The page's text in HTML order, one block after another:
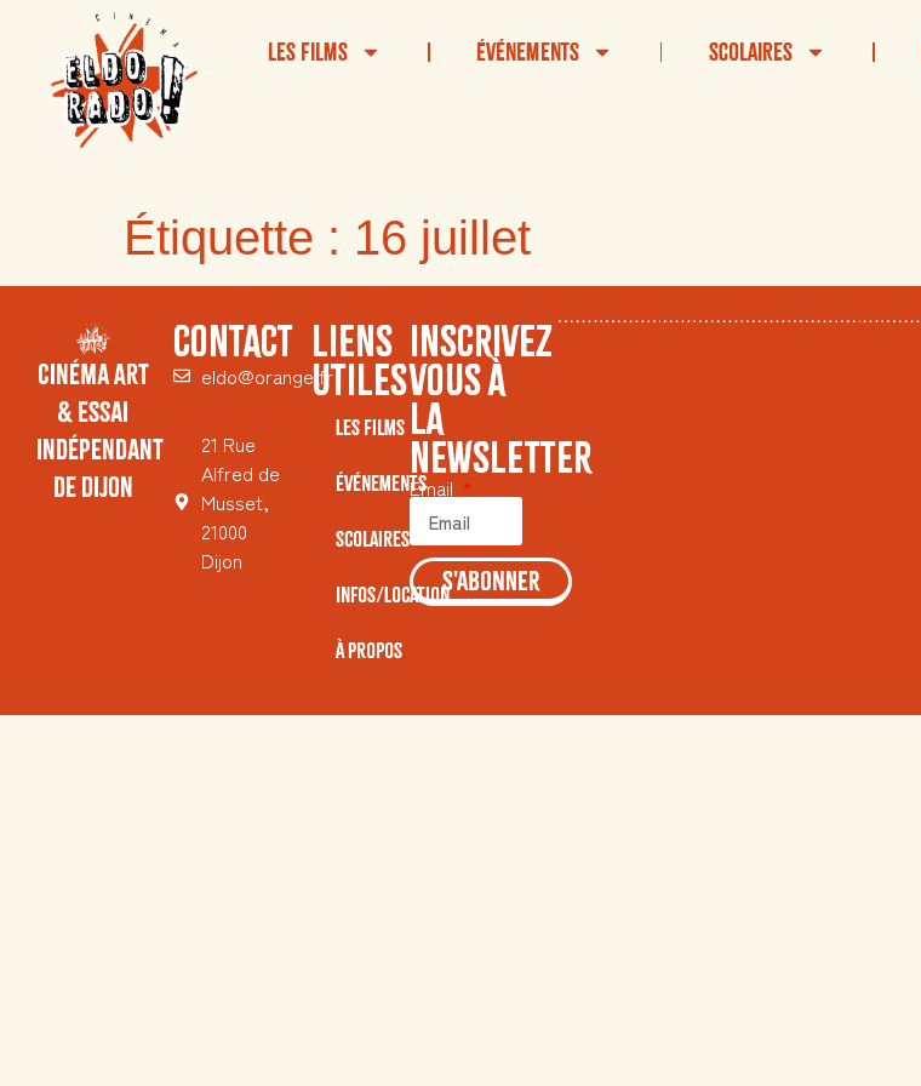
Les Films Événements Scolaires
Étiquette : 16 juillet
Cinéma Art
& Essai
Indépendant
de Dijon
CONTACT
eldo@orange.fr
21 Rue
Alfred de
Musset,
21000
Dijon
LIENS
UTILES
Les Films
Événements
Scolaires
Infos/Location
À Propos
INSCRIVEZ
VOUS À
LA
NEWSLETTER
Email
S'ABONNER